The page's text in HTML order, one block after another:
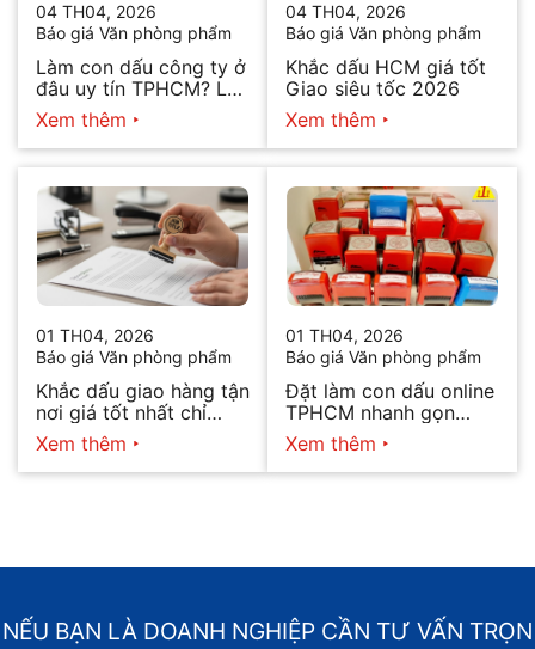
04 TH04, 2026
Báo giá Văn phòng phẩm
Làm con dấu công ty ở
đâu uy tín TPHCM? Lấy
ngay trong ngày 2026
Xem thêm
04 TH04, 2026
Báo giá Văn phòng phẩm
Khắc dấu HCM giá tốt
Giao siêu tốc 2026
Xem thêm
01 TH04, 2026
Báo giá Văn phòng phẩm
Khắc dấu giao hàng tận
nơi giá tốt nhất chỉ
hôm nay
Xem thêm
01 TH04, 2026
Báo giá Văn phòng phẩm
Đặt làm con dấu online
TPHCM nhanh gọn
2026
Xem thêm
NẾU BẠN LÀ DOANH NGHIỆP CẦN TƯ VẤN TRỌN